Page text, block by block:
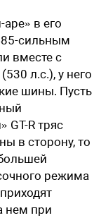
в его
сильным
вместе с
л.с.), у него
шины. Пусть
GT-R тряс
в сторону, то
режима
нем при